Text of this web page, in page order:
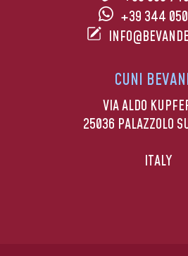
+39 344
CUNI
VIA ALDO
25036 PALAZZOLO
ITALY